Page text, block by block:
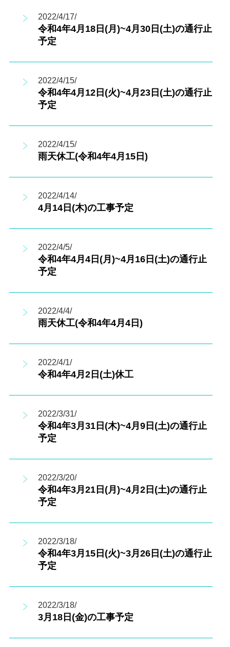
2022/4/17/
令和4年4月18日(月)~4月30日(土)の通行止
予定
2022/4/15/
令和4年4月12日(火)~4月23日(土)の通行止
予定
2022/4/15/
雨天休工(令和4年4月15日)
2022/4/14/
4月14日(木)の工事予定
2022/4/5/
令和4年4月4日(月)~4月16日(土)の通行止
予定
2022/4/4/
雨天休工(令和4年4月4日)
2022/4/1/
令和4年4月2日(土)休工
2022/3/31/
令和4年3月31日(木)~4月9日(土)の通行止
予定
2022/3/20/
令和4年3月21日(月)~4月2日(土)の通行止
予定
2022/3/18/
令和4年3月15日(火)~3月26日(土)の通行止
予定
2022/3/18/
3月18日(金)の工事予定